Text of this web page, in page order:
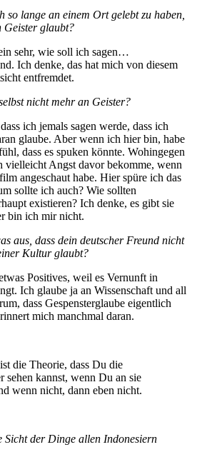
so lange an einem Ort gelebt zu haben,
Geister glaubt?
sehr, wie soll ich sagen…
Ich denke, das hat mich von diesem
entfremdet.
nicht mehr an Geister?
ich jemals sagen werde, dass ich
glaube. Aber wenn ich hier bin, habe
dass es spuken könnte. Wohingegen
vielleicht Angst davor bekomme, wenn
angeschaut habe. Hier spüre ich das
sollte ich auch? Wie sollten
existieren? Ich denke, es gibt sie
bin ich mir nicht.
aus, dass dein deutscher Freund nicht
Kultur glaubt?
Positives, weil es Vernunft in
Ich glaube ja an Wissenschaft und all
dass Gespensterglaube eigentlich
mich manchmal daran.
die Theorie, dass Du die
sehen kannst, wenn Du an sie
wenn nicht, dann eben nicht.
Sicht der Dinge allen Indonesiern